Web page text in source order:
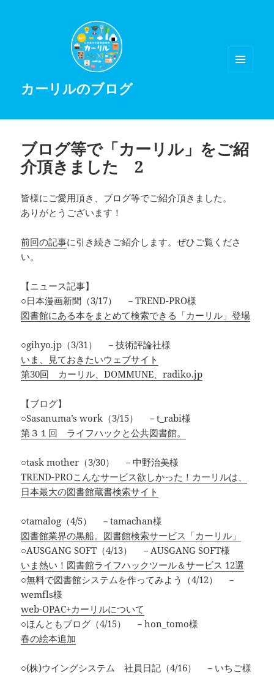
カーリルのブログ
ブログ等で「カーリル」をご紹
介頂きました 2
皆様にご愛用頂き、ブログ等でご紹介頂きました。
ありがとうございます！
前回の記事に引き続きご紹介します。ぜひご覧くださ
い。
【ニュース記事】
○日本漫画新聞（3/17） －TREND-PRO様
図書館にある本をまとめて検索できる「カーリル」登場
○gihyo.jp（3/31） －技術評論社様
いま、見ておきたいウェブサイト
第30回 カーリル、DOMMUNE、radiko.jp
【ブログ】
○Sasanuma’s work（3/15） －t_rabi様
第３１回 ライフハックと公共図書館。
○task mother（3/30） －中野治美様
TREND-PROこんなサービス欲しかった！カーリルは、
日本最大の図書館蔵書検索サイト
○tamalog（4/5） －tamachan様
図書館業界の黒船。図書館検索サービス「カーリル」
○AUSGANG SOFT（4/13） －AUSGANG SOFT様
いま熱い！図書館ライフハックツール＆サービス 12選
○無料で図書館システムを作ってみよう（4/12） －
wemfls様
web-OPAC+カーリルについて
○ほんともブログ（4/15） －hon_tomo様
春の絵本追加
○(株)ウイングシステム 社員日記（4/16） －いちご様